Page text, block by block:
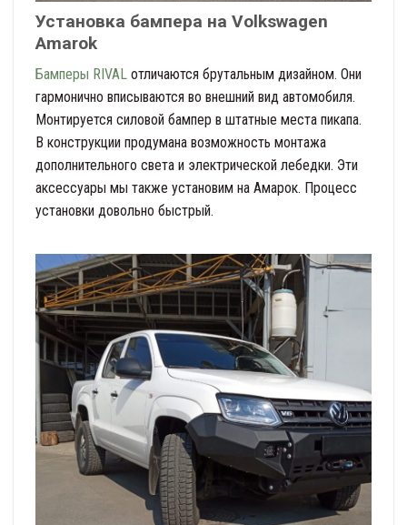
Установка бампера на Volkswagen
Amarok
Бамперы RIVAL отличаются брутальным дизайном. Они
гармонично вписываются во внешний вид автомобиля.
Монтируется силовой бампер в штатные места пикапа.
В конструкции продумана возможность монтажа
дополнительного света и электрической лебедки. Эти
аксессуары мы также установим на Амарок. Процесс
установки довольно быстрый.